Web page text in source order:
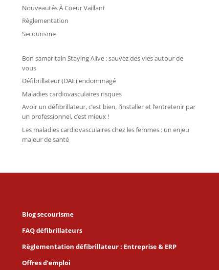
Nouveautés À Coeur Vaillant
Règlementation
Secourisme
Bon samaritain Staying Alive : sauvez des vies autour de
vous
Défibrillateur (DAE) endommagé
Maladies cardiovasculaires risques
Avoir un défibrillateur, c’est bien, l’installer et l’entretenir par
un professionnel, c’est mieux !
Les maladies cardiovasculaires chez les femmes : un enjeu
majeur de santé
Blog secourisme
FAQ défibrillateurs
Règlementation défibrillateur : Entreprise & ERP
Offres d’emploi